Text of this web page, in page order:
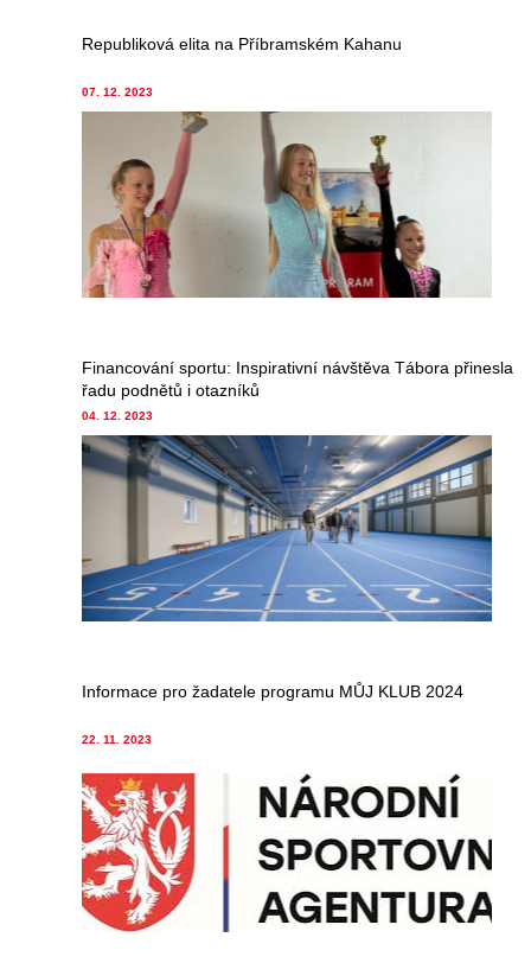
Republiková elita na Příbramském Kahanu
07. 12. 2023
Financování sportu: Inspirativní návštěva Tábora přinesla
řadu podnětů i otazníků
04. 12. 2023
Informace pro žadatele programu MŮJ KLUB 2024
22. 11. 2023